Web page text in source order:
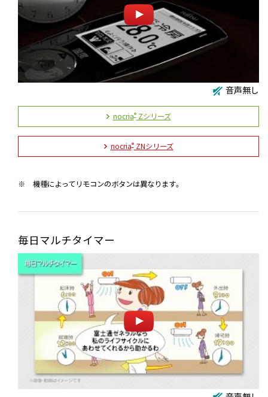
音声無し
nocria®Zシリーズ
nocria®ZNシリーズ
※ 機種によってリモコンのボタンは異なります。
毎日マルチタイマー